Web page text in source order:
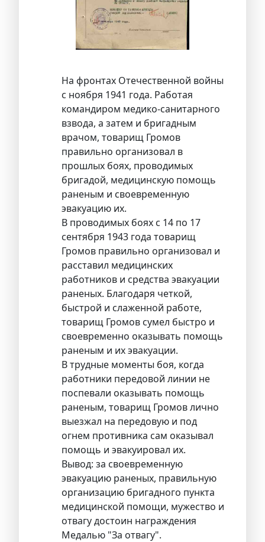
На фронтах Отечественной войны
с ноября 1941 года. Работая
командиром медико-санитарного
взвода, а затем и бригадным
врачом, товарищ Громов
правильно организовал в
прошлых боях, проводимых
бригадой, медицинскую помощь
раненым и своевременную
эвакуацию их.
В проводимых боях с 14 по 17
сентября 1943 года товарищ
Громов правильно организовал и
расставил медицинских
работников и средства эвакуации
раненых. Благодаря четкой,
быстрой и слаженной работе,
товарищ Громов сумел быстро и
своевременно оказывать помощь
раненым и их эвакуации.
В трудные моменты боя, когда
работники передовой линии не
поспевали оказывать помощь
раненым, товарищ Громов лично
выезжал на передовую и под
огнем противника сам оказывал
помощь и эвакуировал их.
Вывод: за своевременную
эвакуацию раненых, правильную
организацию бригадного пункта
медицинской помощи, мужество и
отвагу достоин награждения
Медалью "За отвагу".